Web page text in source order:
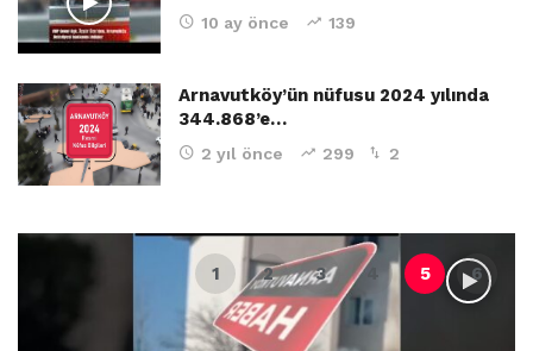
10 ay önce 139
Arnavutköy’ün nüfusu 2024 yılında
344.868’e…
2 yıl önce 299 2